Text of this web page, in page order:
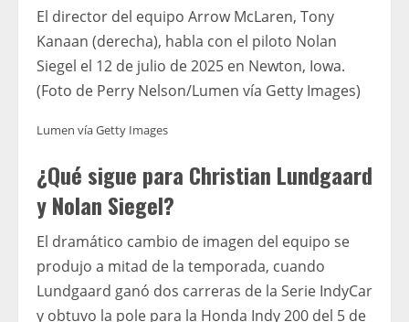
El director del equipo Arrow McLaren, Tony
Kanaan (derecha), habla con el piloto Nolan
Siegel el 12 de julio de 2025 en Newton, Iowa.
(Foto de Perry Nelson/Lumen vía Getty Images)
Lumen vía Getty Images
¿Qué sigue para Christian Lundgaard
y Nolan Siegel?
El dramático cambio de imagen del equipo se
produjo a mitad de la temporada, cuando
Lundgaard ganó dos carreras de la Serie IndyCar
y obtuvo la pole para la Honda Indy 200 del 5 de